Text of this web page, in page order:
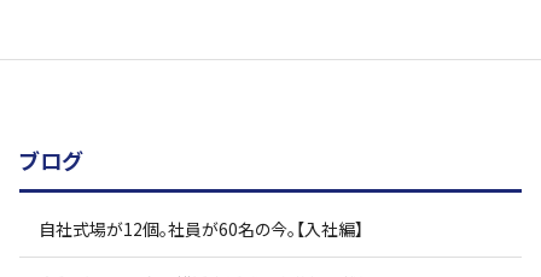
ブログ
自社式場が12個。社員が60名の今。【入社編】